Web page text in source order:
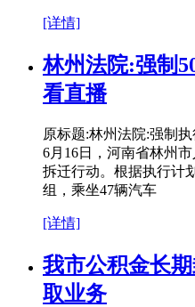
[详情]
林州法院:强制
看直播
原标题:林州法院:强制
6月16日，河南省林州
拆迁行动。根据执行计
组，乘坐47辆汽车
[详情]
我市公积金长
取业务